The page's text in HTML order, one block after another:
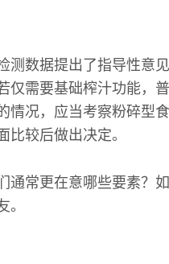
测数据提出了指导性意
仅需要基础榨汁功能，
情况，应当考察粉碎型
比较后做出决定。
通常更在意哪些要素？
。